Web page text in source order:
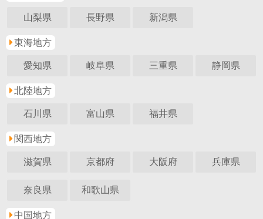
山梨県 長野県 新潟県
東海地方
愛知県 岐阜県 三重県 静岡県
北陸地方
石川県 富山県 福井県
関西地方
滋賀県 京都府 大阪府 兵庫県
奈良県 和歌山県
中国地方